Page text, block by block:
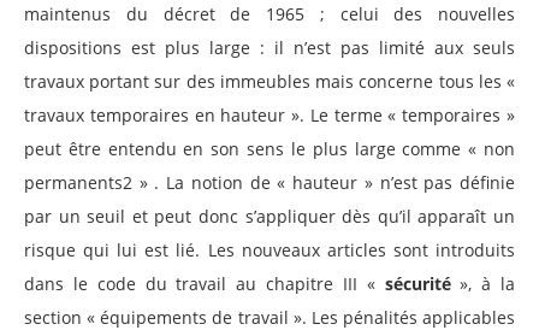
maintenus du décret de 1965 ; celui des nouvelles
dispositions est plus large : il n’est pas limité aux seuls
travaux portant sur des immeubles mais concerne tous les «
travaux temporaires en hauteur ». Le terme « temporaires »
peut être entendu en son sens le plus large comme « non
permanents2 » . La notion de « hauteur » n’est pas définie
par un seuil et peut donc s’appliquer dès qu’il apparaît un
risque qui lui est lié. Les nouveaux articles sont introduits
dans le code du travail au chapitre III « sécurité», à la
section « équipements de travail ». Les pénalités applicables